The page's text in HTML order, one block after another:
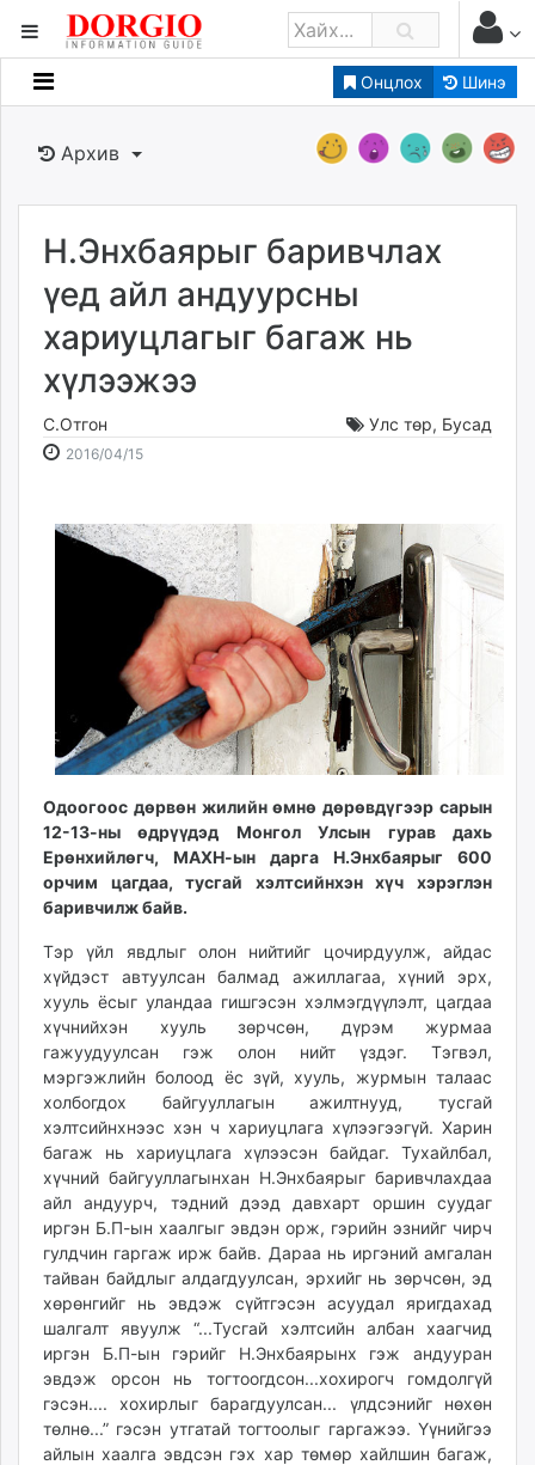
Онцлох Шинэ
Мэдээллийн
Банк санхүү
Бизнес ААН
Төрийн
dorgio.mn
Gogo.mn
caak.mn
news.mn
zindaa.mn
tovch.mn
eagle.mn
ergelt.mn
today.mn
zuv.mn
mminfo.mn
ugluu.mn
urlag.mn
unen.mn
asu.mn
shudarga.mn
shuurhai.mn
unuudur.mn
isee.mn
mglradio.com
fact.mn
itoim.mn
tumen.mn
shuum.mn
times.mn
tvmongolia.mn
mass.mn
unegui.mn
assa.mn
toim.mn
Архив
Н.Энхбаярыг баривчлах
үед айл андуурсны
хариуцлагыг багаж нь
хүлээжээ
С.Отгон Улс төр, Бусад
2016/04/152016-
10:27:23
2026-
16:20:37
Одоогоос дөрвөн жилийн өмнө дөрөвдүгээр сарын
12-13-ны өдрүүдэд Монгол Улсын гурав дахь
Ерөнхийлөгч, МАХН-ын дарга Н.Энхбаярыг 600
орчим цагдаа, тусгай хэлтсийнхэн хүч хэрэглэн
баривчилж байв.
Тэр үйл явдлыг олон нийтийг цочирдуулж, айдас
хүйдэст автуулсан балмад ажиллагаа, хүний эрх,
хууль ёсыг уландаа гишгэсэн хэлмэгдүүлэлт, цагдаа
хүчнийхэн хууль зөрчсөн, дүрэм журмаа
гажуудуулсан гэж олон нийт үздэг. Тэгвэл,
мэргэжлийн болоод ёс зүй, хууль, журмын талаас
холбогдох байгууллагын ажилтнууд, тусгай
хэлтсийнхнээс хэн ч хариуцлага хүлээгээгүй. Харин
багаж нь хариуцлага хүлээсэн байдаг. Тухайлбал,
хүчний байгууллагынхан Н.Энхбаярыг баривчлахдаа
айл андуурч, тэдний дээд давхарт оршин суудаг
иргэн Б.П-ын хаалгыг эвдэн орж, гэрийн эзнийг чирч
гулдчин гаргаж ирж байв. Дараа нь иргэний амгалан
тайван байдлыг алдагдуулсан, эрхийг нь зөрчсөн, эд
хөрөнгийг нь эвдэж сүйтгэсэн асуудал яригдахад
шалгалт явуулж “...Тусгай хэлтсийн албан хаагчид
иргэн Б.П-ын гэрийг Н.Энхбаярынх гэж андууран
эвдэж орсон нь тогтоогдсон...хохирогч гомдолгүй
гэсэн.... хохирлыг барагдуулсан... үлдсэнийг нөхөн
төлнө...” гэсэн утгатай тогтоолыг гаргажээ. Үүнийгээ
айлын хаалга эвдсэн гэх хар төмөр хайлшин багаж,